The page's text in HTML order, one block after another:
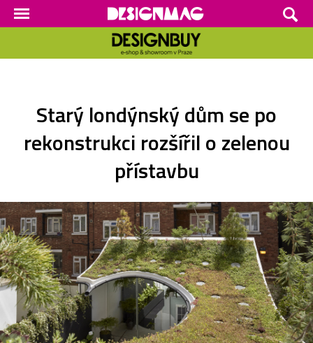
Starý londýnský dům se po
rekonstrukci rozšířil o zelenou
přístavbu